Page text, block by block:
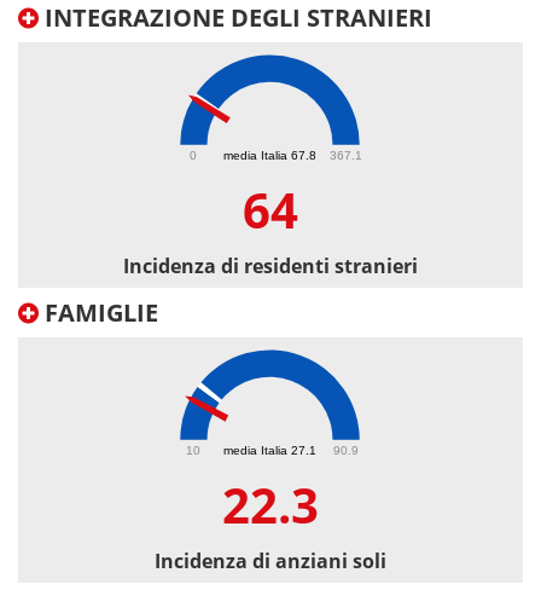
INTEGRAZIONE DEGLI STRANIERI
media Italia 67.8
0 367.1
64
Incidenza di residenti stranieri
FAMIGLIE
media Italia 27.1
10 90.9
22.3
Incidenza di anziani soli